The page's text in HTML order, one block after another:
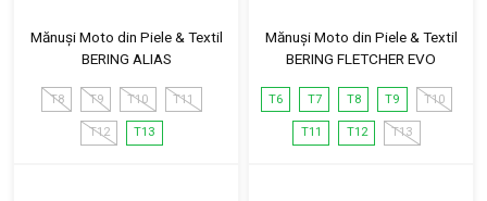
Mănuși Moto din Piele & Textil
BERING ALIAS
T8 T9 T10 T11
T12 T13
Mănuși Moto din Piele & Textil
BERING FLETCHER EVO
T6 T7 T8 T9 T10
T11 T12 T13